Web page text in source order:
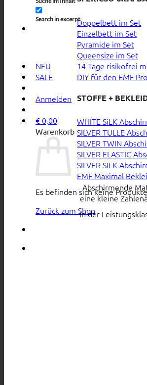
Search in excerpt
NEU
SALE
Anmelden
€ 0,00
Warenkorb
Es befinden sich keine
Zurück zum Shop
Doppelbett im Set
Einzelbett im Set
Pyramide im Set
Queensize im Set
14 Tage risikofrei
DIY für den EMF
STOFFE +
WHITE SiLK
SILVER TULLE
SILVER TWIN
SILVER ELASTIC
SILVER SILK
EMF Maximal
Abschirmende
eine kleine
In der